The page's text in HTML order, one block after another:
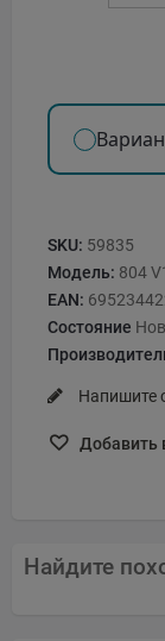
SKU: 59835
Модель: 804
EAN:
Состояние
Напишите
Добавить
Найдите